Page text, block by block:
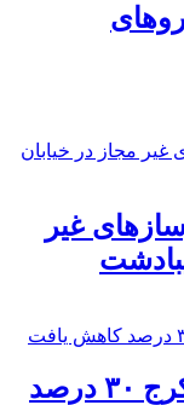
غیر
️قیمت مسکن در کرج ۳۰ درصد